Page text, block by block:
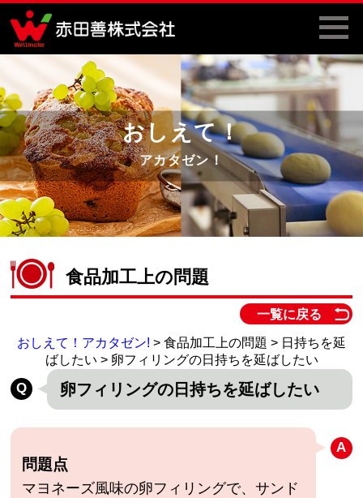
おしえて！
アカタゼン！
食品加工上の問題
一覧に戻る
おしえて！アカタゼン! > 食品加工上の問題 > 日持ちを延
ばしたい > 卵フィリングの日持ちを延ばしたい
卵フィリングの日持ちを延ばしたい
問題点
マヨネーズ風味の卵フィリングで、サンド